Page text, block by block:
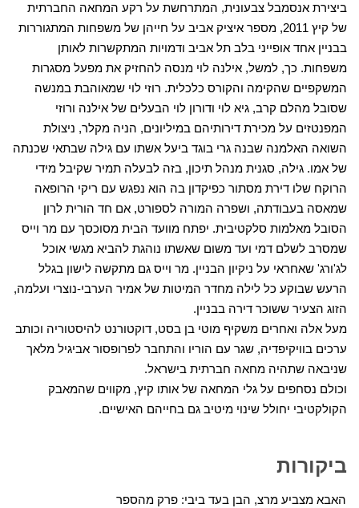
ביצירת אנסמבל צבעונית, המתרחשת על רקע המחאה החברתית
של קיץ 2011, מספר איציק אביב על חייהן של משפחות המתגוררות
בבניין אחד אופייני בלב תל אביב ודמויות המתקשרות לאותן
משפחות. כך, למשל, אילנה לוי מנסה להחזיק את מפעל מסגרות
המשקפיים שהקימה והקורס כלכלית. רוזי לוי שמאוהבת במנשה
שסובל מהלם קרב, גיא לוי ודורון לוי הבעלים של אילנה ורוזי
המפנטזים על מכירת דירותיהם במיליונים, הניה מקלר, ניצולת
השואה האלמנה שבנה גרי בוגד ביעל אשתו עם גילה שבתאי שכנתה
של אמו. גילה, סגנית מנהל תיכון, בזה לבעלה תמיר שקיבל מידי
הרוקח שלו דירת מסתור כפיקדון בה הוא נפגש עם ריקי הרופאה
שמאסה בעבודתה, ושפרה המורה לספורט, אם חד הורית לרון
הסובל מאלמות סלקטיבית. יפתח מוועד הבית מסוכסך עם מר וייס
שמסרב לשלם דמי ועד משום שאשתו נוהגת להביא מגשי אוכל
לג'ורג' שאחראי על ניקיון הבניין. מר וייס גם מתקשה לישון בגלל
הרעש שבוקע כל לילה מחדר המיטות של אמיר הערבי-נוצרי ועלמה,
הזוג הצעיר ששוכר דירה בבניין.
מעל אלה ואחרים משקיף מוטי בן בסט, דוקטורנט להיסטוריה וכותב
ערכים בוויקיפדיה, שגר עם הוריו והתחבר לפרופסור אביגיל מלאך
שניבאה שתהיה מחאה חברתית בישראל.
וכולם נסחפים על גלי המחאה של אותו קיץ, מקווים שהמאבק
הקולקטיבי יחולל שינוי מיטיב גם בחייהם האישיים.
ביקורות
האבא מצביע מרצ, הבן בעד ביבי: פרק מהספר